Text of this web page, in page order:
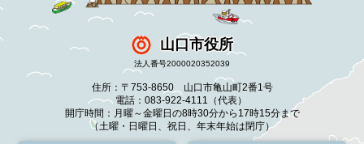
山口市役所
法人番号2000020352039
住所：〒753-8650 山口市亀山町2番1号
電話：083-922-4111（代表）
開庁時間：月曜～金曜日の8時30分から17時15分まで
（土曜・日曜日、祝日、年末年始は閉庁）